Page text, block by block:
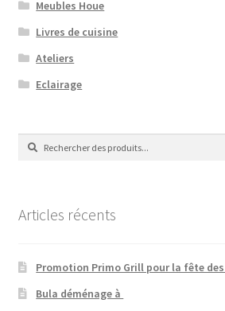
Meubles Houe
Livres de cuisine
Ateliers
Eclairage
Recherche
Recherche
Articles récents
Promotion Primo Grill pour la fête des
Bula déménage à